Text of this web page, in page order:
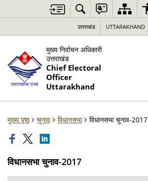
उत्तराखंड UTTARAKHAND
मुख्य निर्वाचन अधिकारी
उत्तराखंड
Chief Electoral
Officer
Uttarakhand
मुख्य पृष्ठ चुनाव विधानसभा विधानसभा चुनाव-2017
विधानसभा चुनाव-2017